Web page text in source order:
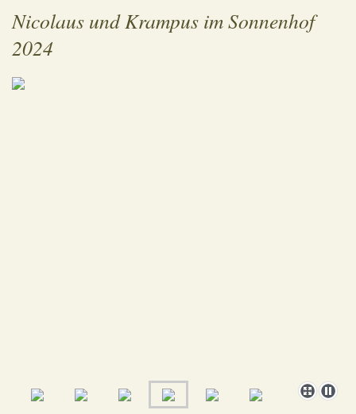
Nicolaus und Krampus im Sonnenhof
2024